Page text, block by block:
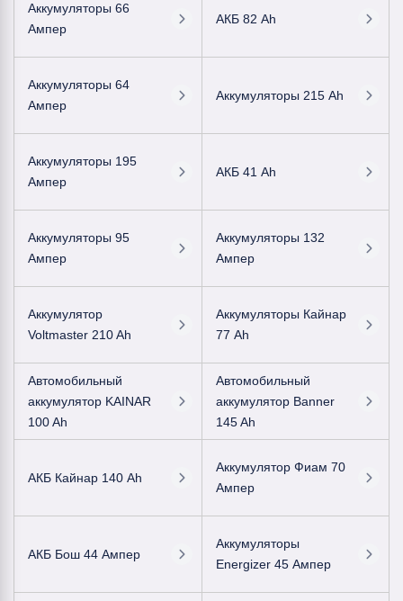
Аккумуляторы 66
Ампер
АКБ 82 Ah
Аккумуляторы 64
Ампер
Аккумуляторы 215 Ah
Аккумуляторы 195
Ампер
АКБ 41 Ah
Аккумуляторы 95
Ампер
Аккумуляторы 132
Ампер
Аккумулятор
Voltmaster 210 Ah
Аккумуляторы Кайнар
77 Ah
Автомобильный
аккумулятор KAINAR
100 Ah
Автомобильный
аккумулятор Banner
145 Ah
АКБ Кайнар 140 Ah
Аккумулятор Фиам 70
Ампер
АКБ Бош 44 Ампер
Аккумуляторы
Energizer 45 Ампер